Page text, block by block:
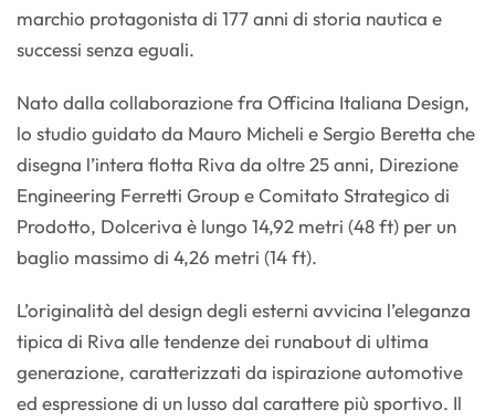
marchio protagonista di 177 anni di storia nautica e
successi senza eguali.
Nato dalla collaborazione fra Officina Italiana Design,
lo studio guidato da Mauro Micheli e Sergio Beretta che
disegna l’intera flotta Riva da oltre 25 anni, Direzione
Engineering Ferretti Group e Comitato Strategico di
Prodotto, Dolceriva è lungo 14,92 metri (48 ft) per un
baglio massimo di 4,26 metri (14 ft).
L’originalità del design degli esterni avvicina l’eleganza
tipica di Riva alle tendenze dei runabout di ultima
generazione, caratterizzati da ispirazione automotive
ed espressione di un lusso dal carattere più sportivo. Il